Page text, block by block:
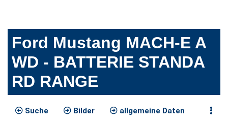
Ford Mustang MACH-E A
WD - BATTERIE STANDA
RD RANGE
Suche Bilder allgemeine Daten